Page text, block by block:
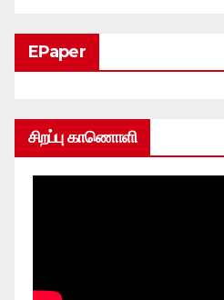
EPaper
சிறப்பு காணொளி